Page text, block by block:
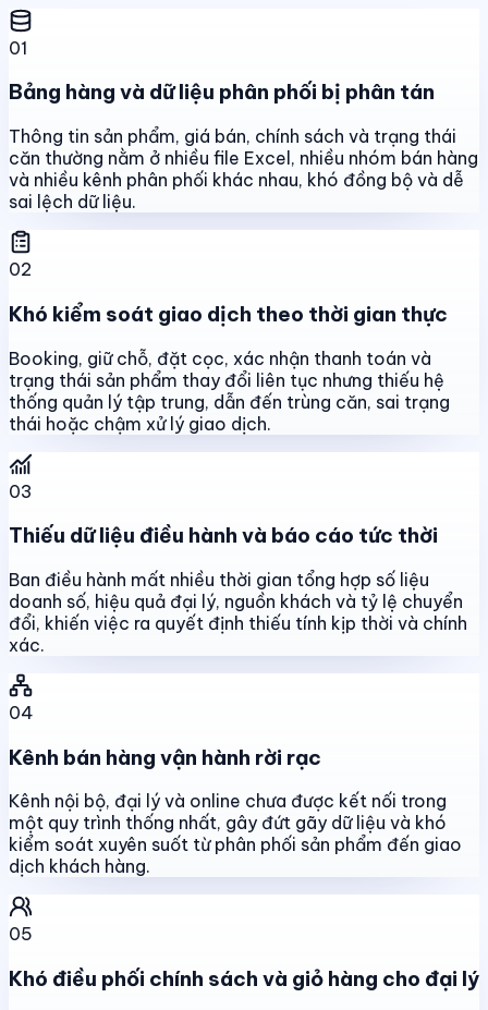
01
Bảng hàng và dữ liệu phân phối bị phân tán
Thông tin sản phẩm, giá bán, chính sách và trạng thái
căn thường nằm ở nhiều file Excel, nhiều nhóm bán hàng
và nhiều kênh phân phối khác nhau, khó đồng bộ và dễ
sai lệch dữ liệu.
02
Khó kiểm soát giao dịch theo thời gian thực
Booking, giữ chỗ, đặt cọc, xác nhận thanh toán và
trạng thái sản phẩm thay đổi liên tục nhưng thiếu hệ
thống quản lý tập trung, dẫn đến trùng căn, sai trạng
thái hoặc chậm xử lý giao dịch.
03
Thiếu dữ liệu điều hành và báo cáo tức thời
Ban điều hành mất nhiều thời gian tổng hợp số liệu
doanh số, hiệu quả đại lý, nguồn khách và tỷ lệ chuyển
đổi, khiến việc ra quyết định thiếu tính kịp thời và chính
xác.
04
Kênh bán hàng vận hành rời rạc
Kênh nội bộ, đại lý và online chưa được kết nối trong
một quy trình thống nhất, gây đứt gãy dữ liệu và khó
kiểm soát xuyên suốt từ phân phối sản phẩm đến giao
dịch khách hàng.
05
Khó điều phối chính sách và giỏ hàng cho đại lý